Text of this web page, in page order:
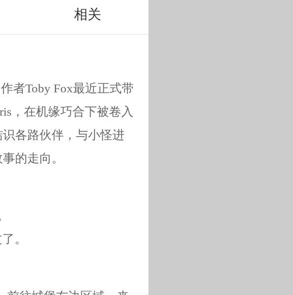
相关
者Toby Fox最近正式带
，在机缘巧合下被卷入
各路伙伴，与小怪进
的走向。
。